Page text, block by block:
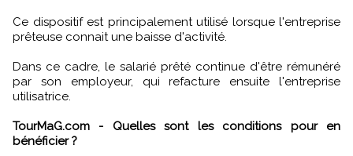
Ce dispositif est principalement utilisé lorsque l'entreprise
prêteuse connait une baisse d'activité.
Dans ce cadre, le salarié prêté continue d'être rémunéré
par son employeur, qui refacture ensuite l'entreprise
utilisatrice.
TourMaG.com - Quelles sont les conditions pour en
bénéficier ?